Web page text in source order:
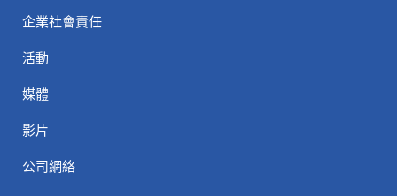
企業社會責任
活動
媒體
影片
公司網絡